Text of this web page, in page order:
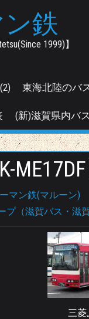
鉄
1999)】
東海北陸のバ
(新)滋賀県内バ
マン鉄(マルーン)
プ（滋賀バス・滋
三菱